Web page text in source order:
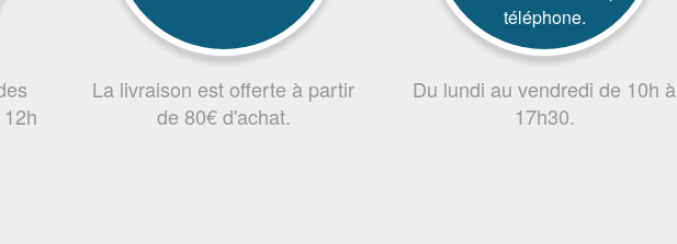
La livraison est offerte à partir
de 80€ d'achat.
téléphone.
Du lundi au vendredi de 10h à
17h30.